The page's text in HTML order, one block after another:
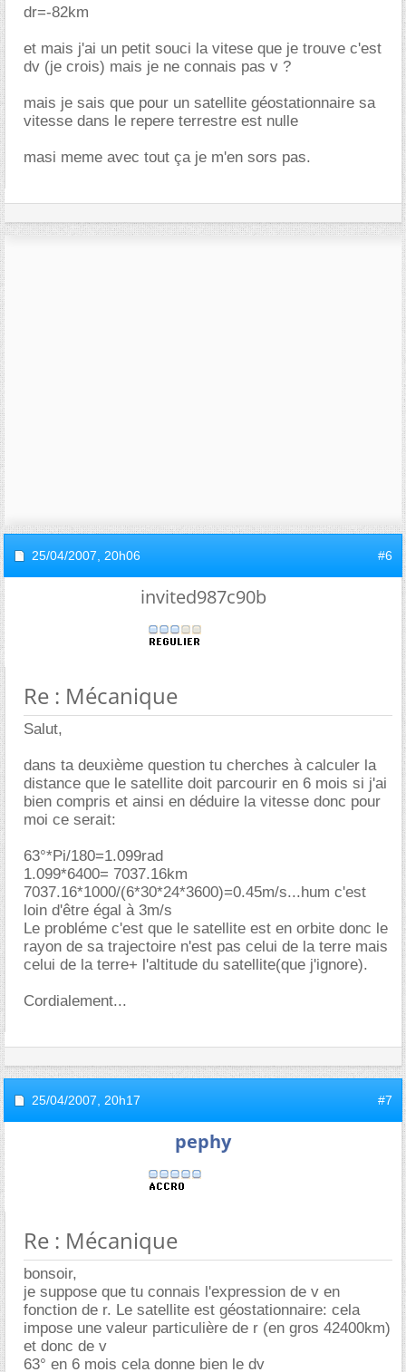
dr=-82km
et mais j'ai un petit souci la vitese que je trouve c'est
dv (je crois) mais je ne connais pas v ?
mais je sais que pour un satellite géostationnaire sa
vitesse dans le repere terrestre est nulle
masi meme avec tout ça je m'en sors pas.
25/04/2007, 20h06 #6
invited987c90b
Re : Mécanique
Salut,
dans ta deuxième question tu cherches à calculer la
distance que le satellite doit parcourir en 6 mois si j'ai
bien compris et ainsi en déduire la vitesse donc pour
moi ce serait:
63°*Pi/180=1.099rad
1.099*6400= 7037.16km
7037.16*1000/(6*30*24*3600)=0.45m/s...hum c'est
loin d'être égal à 3m/s
Le probléme c'est que le satellite est en orbite donc le
rayon de sa trajectoire n'est pas celui de la terre mais
celui de la terre+ l'altitude du satellite(que j'ignore).
Cordialement...
25/04/2007, 20h17 #7
pephy
Re : Mécanique
bonsoir,
je suppose que tu connais l'expression de v en
fonction de r. Le satellite est géostationnaire: cela
impose une valeur particulière de r (en gros 42400km)
et donc de v
63° en 6 mois cela donne bien le dv